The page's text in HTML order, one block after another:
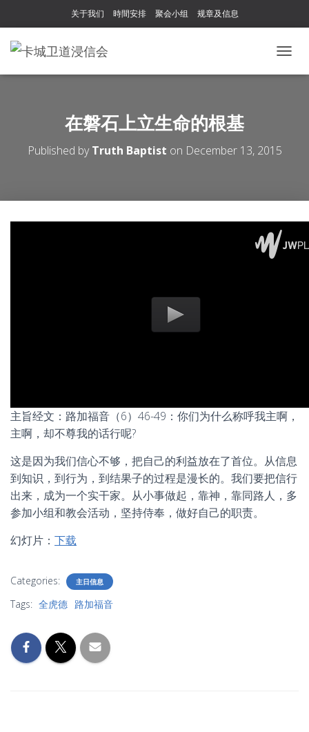
关于我们 時間安排 聚会小组 规章及信息
O
T
O
在磐石上立生命的根基
Published byTruth Baptist on December 13, 2015
主旨经文：路加福音（6）46-49：你们为什么称呼我主啊，
主啊，却不尊我的话行呢?
这是因为我们信心不够，把自己的利益放在了首位。从信息
到知识，到行为，到结果子的过程是漫长的。我们要把信行
出来，成为一个实干家。从小事做起，靠神，靠同路人，多
参加小组和教会活动，坚持侍奉，做好自己的职责。
幻灯片： 下载
Categories: 主日信息
Tags: 全虎德 路加福音